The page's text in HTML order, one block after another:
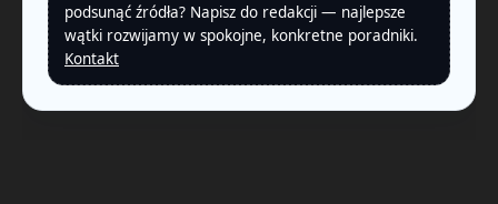
podsunąć źródła? Napisz do redakcji — najlepsze
wątki rozwijamy w spokojne, konkretne poradniki.
Kontakt